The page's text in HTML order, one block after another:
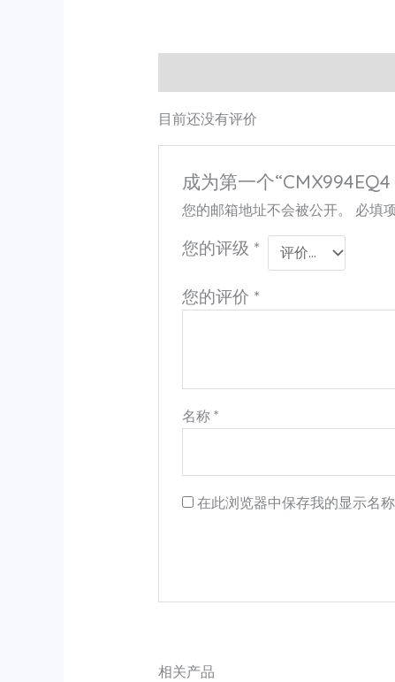
目前还没有评价
成为第一个
您的邮箱地址不会被公开。 必填
您的评级 *
您的评价 *
名称*
在此浏览器中保存我的显示名
相关产品